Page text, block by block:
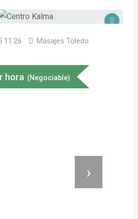
11:26 Masajes Toledo
hora (Negociable)
›